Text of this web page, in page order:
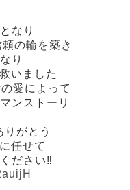
なり
の輪を築き
り
いました
愛によって
ンストーリ
がとう
任せて
ださい‼️